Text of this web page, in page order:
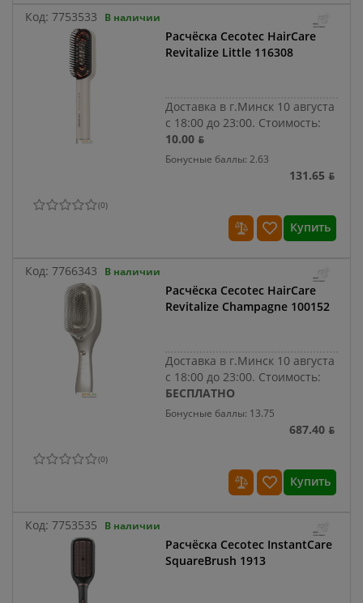
Код: 7753533 В наличии
Расчёска Cecotec HairCare
Revitalize Little 116308
Доставка в г.Минск 10 августа
с 18:00 до 23:00. Стоимость:
10.00 ƃ
Бонусные баллы: 2.63
131.65 ƃ
(0)
Купить
Код: 7766343 В наличии
Расчёска Cecotec HairCare
Revitalize Champagne 100152
Доставка в г.Минск 10 августа
с 18:00 до 23:00. Стоимость:
БЕСПЛАТНО
Бонусные баллы: 13.75
687.40 ƃ
(0)
Купить
Код: 7753535 В наличии
Расчёска Cecotec InstantCare
SquareBrush 1913